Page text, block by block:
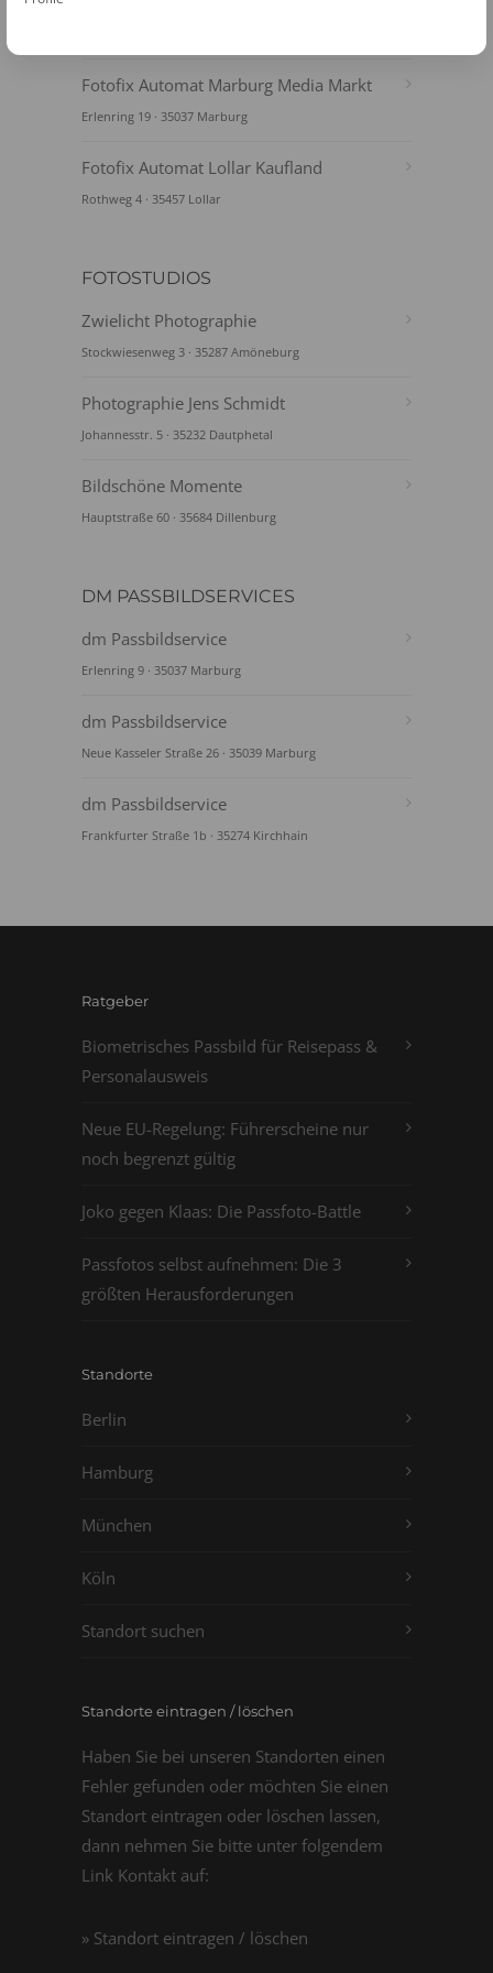
Fotofix Automat Marburg Media Markt
Erlenring 19 · 35037 Marburg
Fotofix Automat Lollar Kaufland
Rothweg 4 · 35457 Lollar
FOTOSTUDIOS
Zwielicht Photographie
Stockwiesenweg 3 · 35287 Amöneburg
Photographie Jens Schmidt
Johannesstr. 5 · 35232 Dautphetal
Bildschöne Momente
Hauptstraße 60 · 35684 Dillenburg
DM PASSBILDSERVICES
dm Passbildservice
Erlenring 9 · 35037 Marburg
dm Passbildservice
Neue Kasseler Straße 26 · 35039 Marburg
dm Passbildservice
Frankfurter Straße 1b · 35274 Kirchhain
Ratgeber
Biometrisches Passbild für Reisepass &
Personalausweis
Neue EU-Regelung: Führerscheine nur
noch begrenzt gültig
Joko gegen Klaas: Die Passfoto-Battle
Passfotos selbst aufnehmen: Die 3
größten Herausforderungen
Standorte
Berlin
Hamburg
München
Köln
Standort suchen
Standorte eintragen / löschen
Haben Sie bei unseren Standorten einen
Fehler gefunden oder möchten Sie einen
Standort eintragen oder löschen lassen,
dann nehmen Sie bitte unter folgendem
Link Kontakt auf:
» Standort eintragen / löschen